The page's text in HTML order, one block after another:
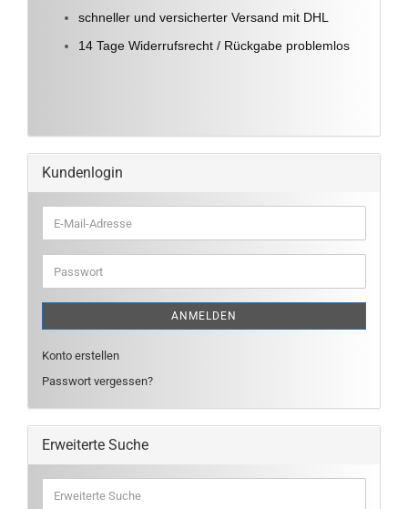
schneller und versicherter Versand mit DHL
14 Tage Widerrufsrecht / Rückgabe problemlos
Kundenlogin
E-
Mail-
Adresse
Passwort
ANMELDEN
Konto erstellen
Passwort vergessen?
Erweiterte Suche
Suche